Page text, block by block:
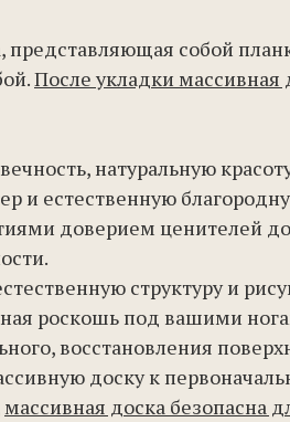
представляющая собой
После укладки массивная
натуральную
и естественную
доверием ценителей
структуру и
роскошь под вашими
восстановления
доску к
массивная доска безопасна